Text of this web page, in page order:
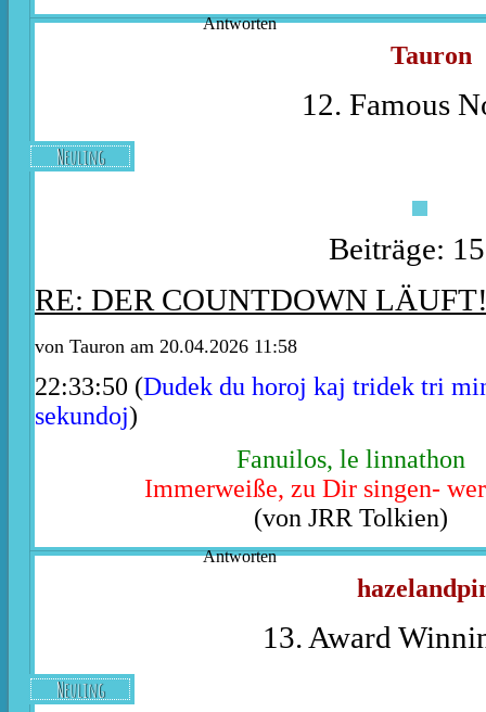
Antworten
Tauron
12. Famous
Neuling
Beiträge:
RE: DER COUNTDOWN
von Tauron am 20.04.2026 11:58
22:33:50 (Dudek du horoj kaj tridek tri
sekundoj)
Fanuilos, le linnathon
Immerweiße, zu Dir singen-
(von JRR Tolkien)
Antworten
13. Award
Neuling